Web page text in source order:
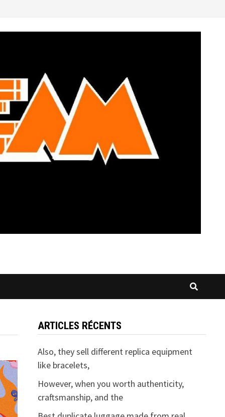
ARTICLES RÉCENTS
Also, they sell different replica equipment
like bracelets,
However, when you worth authenticity,
craftsmanship, and the